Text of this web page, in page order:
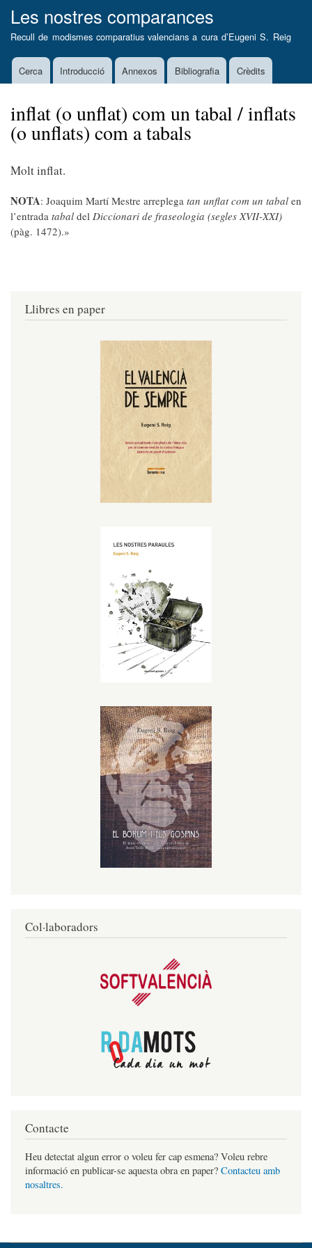
al
contingut
Les nostres comparances
Recull de modismes comparatius valencians a cura d’Eugeni S. Reig
MainCerca Introducció Annexos Bibliografia Crèdits
inflat (o unflat) com un tabal / inflats
(o unflats) com a tabals
Molt inflat.
NOTA: Joaquim Martí Mestre arreplega tan unflat com un tabal en
l’entrada tabal del Diccionari de fraseologia (segles XVII-XXI)
(pàg. 1472).»
Llibres en paper
Col·laboradors
Contacte
Heu detectat algun error o voleu fer cap esmena? Voleu rebre
informació en publicar-se aquesta obra en paper? Contacteu amb
nosaltres.